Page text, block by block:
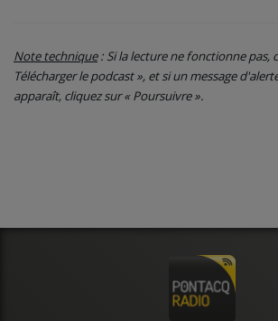
Note technique: Si la lecture ne fonctionne pas,
Télécharger le podcast », et si un message
apparaît, cliquez sur « Poursuivre ».